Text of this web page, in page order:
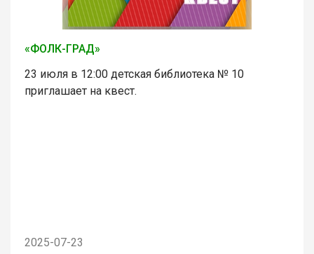
«ФОЛК-ГРАД»
23 июля в 12:00 детская библиотека № 10
приглашает на квест.
2025-07-23